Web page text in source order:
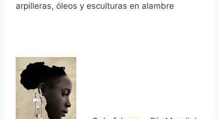
arpilleras, óleos y esculturas en alambre